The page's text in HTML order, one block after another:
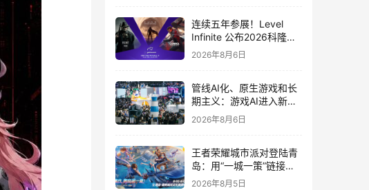
连续五年参展！Level
Infinite 公布2026科隆游
戏展产品阵容
2026年8月6日
管线AI化、原生游戏和长
期主义：游戏AI进入新共
识时代
2026年8月6日
王者荣耀城市派对登陆青
岛：用“一城一策”链接海
洋场景，以双向奔赴带动
2026年8月5日